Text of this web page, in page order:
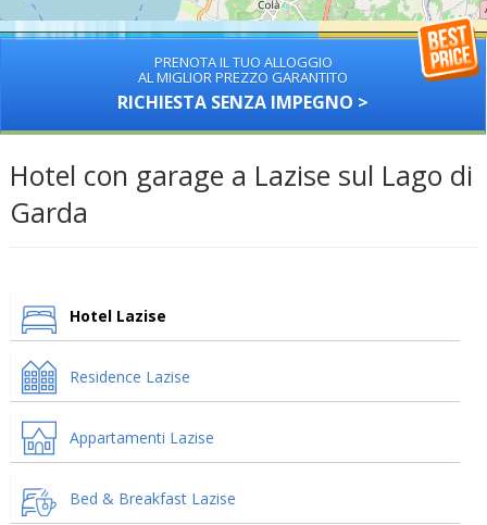
PRENOTA IL TUO ALLOGGIO
AL MIGLIOR PREZZO GARANTITO
RICHIESTA SENZA IMPEGNO >
Hotel con garage a Lazise sul Lago di
Garda
Hotel Lazise
Residence Lazise
Appartamenti Lazise
Bed & Breakfast Lazise